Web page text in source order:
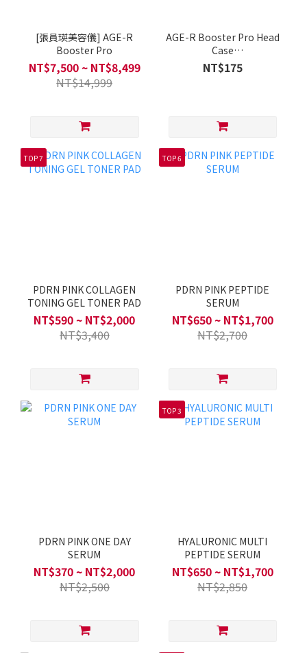
[張員瑛美容儀] AGE-R
Booster Pro
NT$7,500 ~ NT$8,499
NT$14,999
AGE-R Booster Pro Head
Case
(Black/Pink/Lemon)
NT$175
TOP 7
PDRN PINK COLLAGEN
TONING GEL TONER PAD
NT$590 ~ NT$2,000
NT$3,400
TOP 6
PDRN PINK PEPTIDE
SERUM
NT$650 ~ NT$1,700
NT$2,700
PDRN PINK ONE DAY
SERUM
NT$370 ~ NT$2,000
NT$2,500
TOP 3
HYALURONIC MULTI
PEPTIDE SERUM
NT$650 ~ NT$1,700
NT$2,850